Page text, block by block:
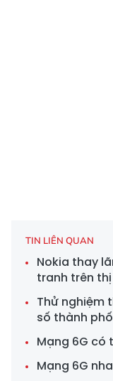
TIN LIÊN QUAN
Nokia thay
tranh trên
Thử nghiệm
số thành
Mạng 6G có
Mạng 6G